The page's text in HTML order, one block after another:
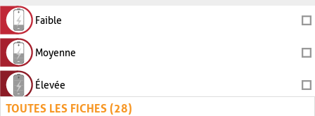
Faible
Moyenne
Élevée
TOUTES LES FICHES (28)